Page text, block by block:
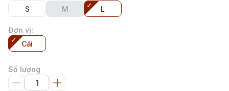
S
M L
Đơn vị:
Cái
Số lượng